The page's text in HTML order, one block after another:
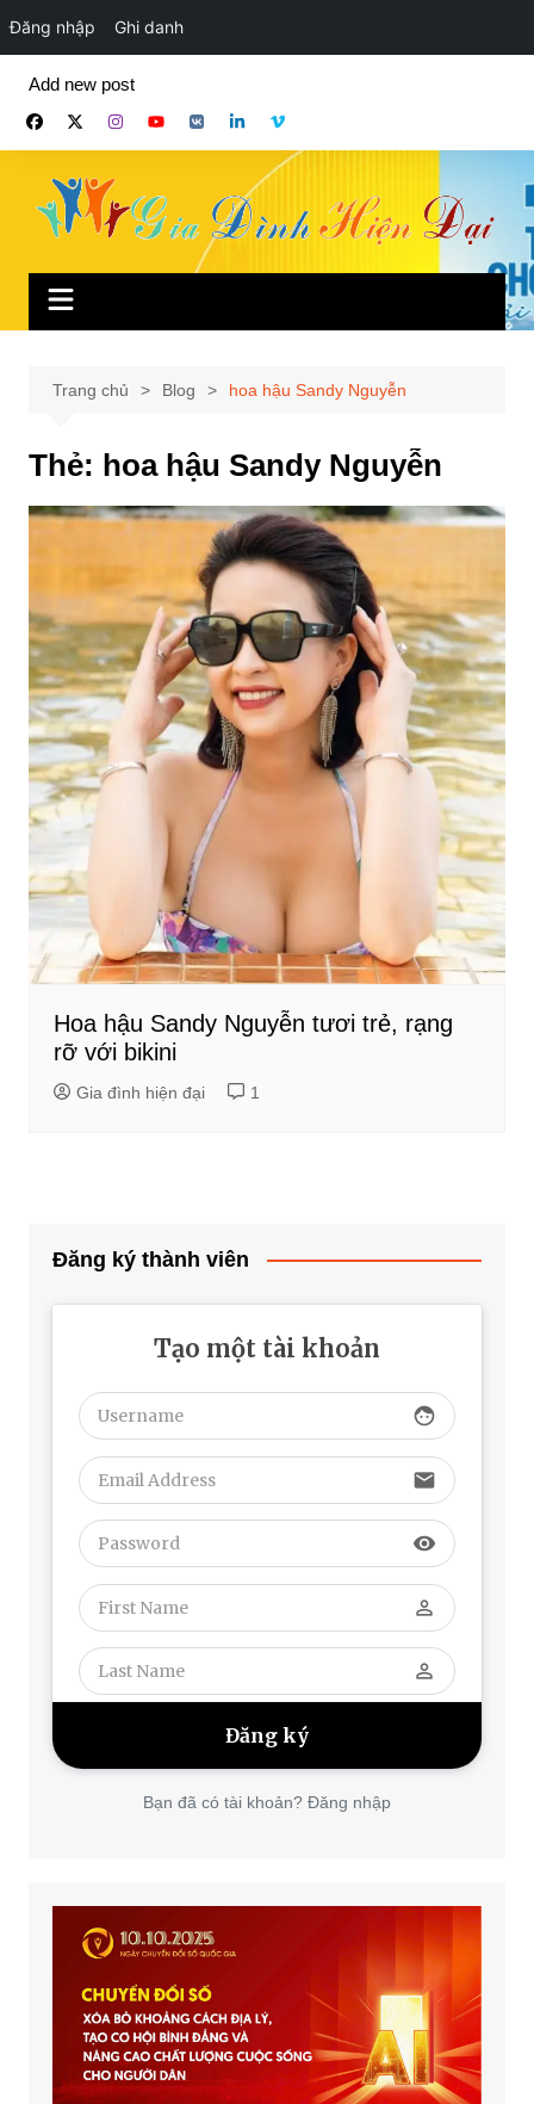
Đăng nhập Ghi danh
phần
Add new post
Trang chủ Blog hoa hậu Sandy Nguyễn
Thẻ: hoa hậu Sandy Nguyễn
Hoa hậu Sandy Nguyễn tươi trẻ, rạng
rỡ với bikini
Gia đình hiện đại 1
Đăng ký thành viên
Tạo một tài khoản
face
email
visibility
perm_identity
perm_identity
Bạn đã có tài khoản? Đăng nhập